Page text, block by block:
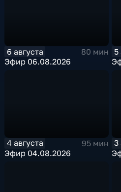
6 августа
80 мин
Эфир 06.08.2026
5
4 августа
95 мин
Эфир 04.08.2026
3